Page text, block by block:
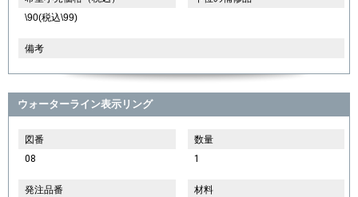
\90(税込\99)
備考
ウォーターライン表示リング
図番
08
数量
1
発注品番
材料